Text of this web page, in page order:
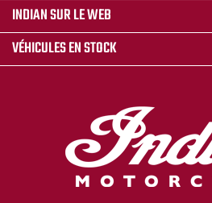
INDIAN SUR LE WEB
VÉHICULES EN STOCK